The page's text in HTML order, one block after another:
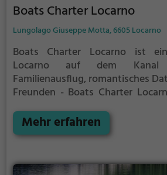
Boats Charter Locarno
Lungolago Giuseppe Motta, 6605 Locarno
Boats Charter Locarno ist
Locarno auf dem Kanal
Familienausflug, romantisches
Freunden - Boats Charter
Naturfreunde als auch
Wasserratten auf ihre Kosten.
Mehr erfahren